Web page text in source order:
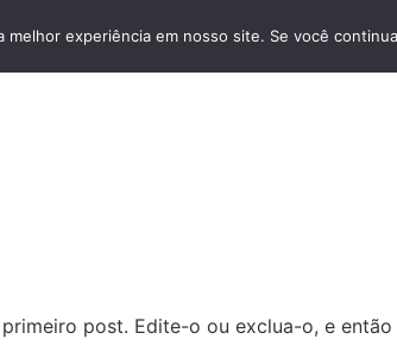
post. Edite-o ou exclua-o, e
melhor experiência em nosso site. Se você